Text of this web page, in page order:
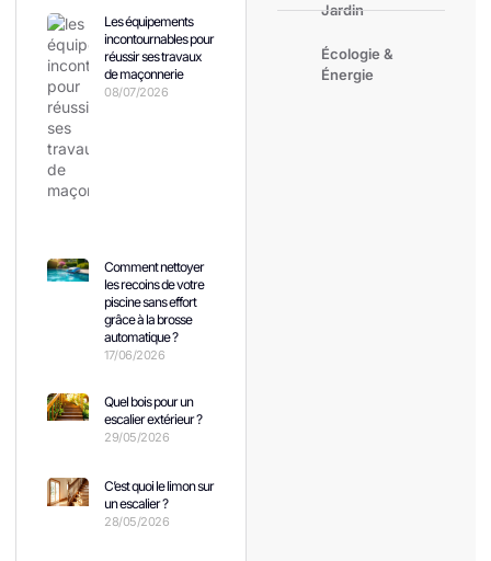
Les équipements
incontournables pour
réussir ses travaux
de maçonnerie
08/07/2026
Comment nettoyer
les recoins de votre
piscine sans effort
grâce à la brosse
automatique ?
17/06/2026
Quel bois pour un
escalier extérieur ?
29/05/2026
C’est quoi le limon sur
un escalier ?
28/05/2026
Jardin
Écologie &
Énergie